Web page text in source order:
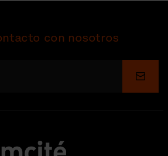
con nosotros
Enviar